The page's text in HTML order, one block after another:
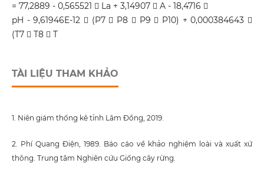
= 77,2889 - 0,565521  La + 3,14907  A - 18,4716 
pH - 9,61946E-12  (P7  P8  P9  P10) + 0,000384643 
(T7  T8  T
TÀI LIỆU THAM KHẢO
1. Niên giám thống kê tỉnh Lâm Đồng, 2019.
2. Phí Quang Điện, 1989. Báo cáo về khảo nghiệm loài và xuất xứ
thông. Trung tâm Nghiên cứu Giống cây rừng.